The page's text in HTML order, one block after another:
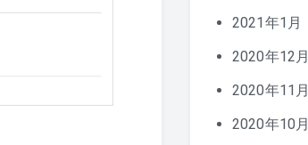
2021年1月
2020年12月
2020年11月
2020年10月